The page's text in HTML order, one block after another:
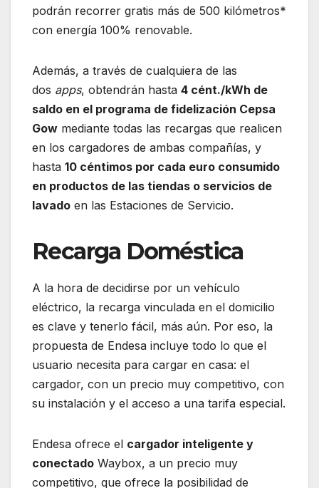
podrán recorrer gratis más de 500 kilómetros*
con energía 100% renovable.
Además, a través de cualquiera de las
dos apps, obtendrán hasta 4 cént./kWh de
saldo en el programa de fidelización Cepsa
Gow mediante todas las recargas que realicen
en los cargadores de ambas compañías, y
hasta 10 céntimos por cada euro consumido
en productos de las tiendas o servicios de
lavado en las Estaciones de Servicio.
Recarga Doméstica
A la hora de decidirse por un vehículo
eléctrico, la recarga vinculada en el domicilio
es clave y tenerlo fácil, más aún. Por eso, la
propuesta de Endesa incluye todo lo que el
usuario necesita para cargar en casa: el
cargador, con un precio muy competitivo, con
su instalación y el acceso a una tarifa especial.
Endesa ofrece el cargador inteligente y
conectado Waybox, a un precio muy
competitivo, que ofrece la posibilidad de